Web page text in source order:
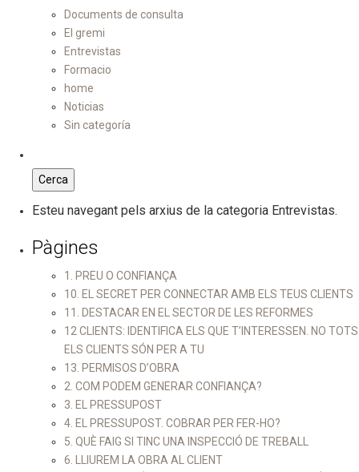
Documents de consulta
El gremi
Entrevistas
Formacio
home
Noticias
Sin categoría
Esteu navegant pels arxius de la categoria Entrevistas.
Pàgines
1. PREU O CONFIANÇA
10. EL SECRET PER CONNECTAR AMB ELS TEUS CLIENTS
11. DESTACAR EN EL SECTOR DE LES REFORMES
12 CLIENTS: IDENTIFICA ELS QUE T’INTERESSEN. NO TOTS
ELS CLIENTS SÓN PER A TU
13. PERMISOS D’OBRA
2. COM PODEM GENERAR CONFIANÇA?
3. EL PRESSUPOST
4. EL PRESSUPOST. COBRAR PER FER-HO?
5. QUÈ FAIG SI TINC UNA INSPECCIÓ DE TREBALL
6. LLIUREM LA OBRA AL CLIENT